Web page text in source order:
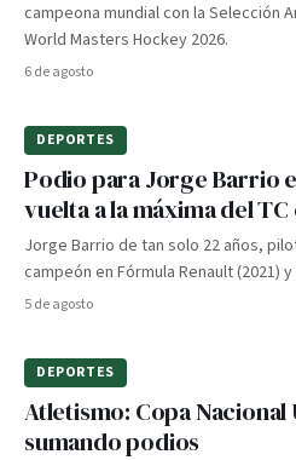
campeona mundial con la Selección
World Masters Hockey 2026.
6 de agosto
DEPORTES
Podio para Jorge Barrio
vuelta a la máxima del
Jorge Barrio de tan solo 22 años,
campeón en Fórmula Renault (2021) y
5 de agosto
DEPORTES
Atletismo: Copa Nacional
sumando podios